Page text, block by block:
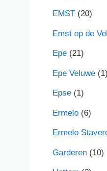
EMST (20)
Emst op de
Epe (21)
Epe Veluwe (1)
Epse (1)
Ermelo (6)
Ermelo
Garderen (10)